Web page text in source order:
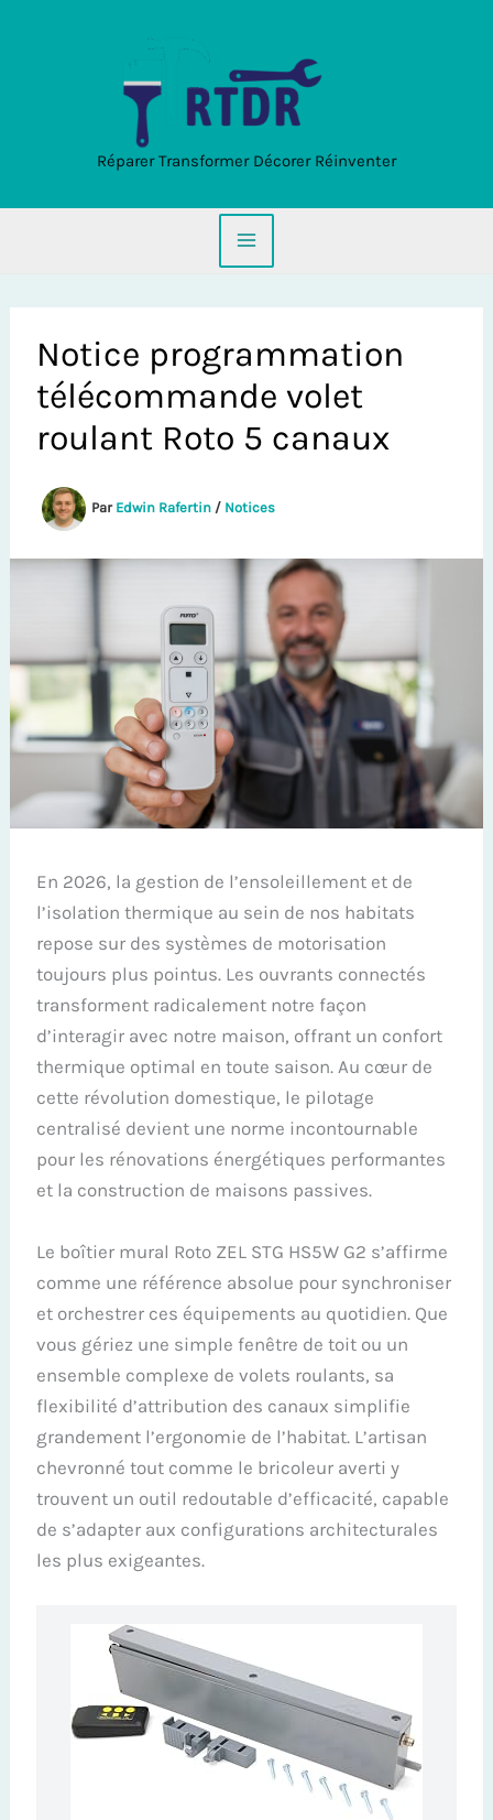
Réparer Transformer Décorer Réinventer
Notice programmation
télécommande volet
roulant Roto 5 canaux
Par Edwin Rafertin / Notices
En 2026, la gestion de l’ensoleillement et de
l’isolation thermique au sein de nos habitats
repose sur des systèmes de motorisation
toujours plus pointus. Les ouvrants connectés
transforment radicalement notre façon
d’interagir avec notre maison, offrant un confort
thermique optimal en toute saison. Au cœur de
cette révolution domestique, le pilotage
centralisé devient une norme incontournable
pour les rénovations énergétiques performantes
et la construction de maisons passives.
Le boîtier mural Roto ZEL STG HS5W G2 s’affirme
comme une référence absolue pour synchroniser
et orchestrer ces équipements au quotidien. Que
vous gériez une simple fenêtre de toit ou un
ensemble complexe de volets roulants, sa
flexibilité d’attribution des canaux simplifie
grandement l’ergonomie de l’habitat. L’artisan
chevronné tout comme le bricoleur averti y
trouvent un outil redoutable d’efficacité, capable
de s’adapter aux configurations architecturales
les plus exigeantes.